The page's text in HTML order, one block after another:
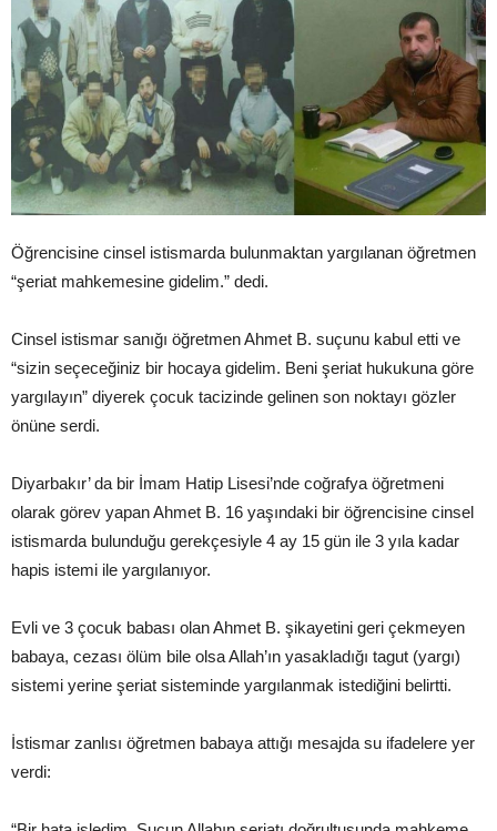
Öğrencisine cinsel istismarda bulunmaktan yargılanan öğretmen
“şeriat mahkemesine gidelim.” dedi.
Cinsel istismar sanığı öğretmen Ahmet B. suçunu kabul etti ve
“sizin seçeceğiniz bir hocaya gidelim. Beni şeriat hukukuna göre
yargılayın” diyerek çocuk tacizinde gelinen son noktayı gözler
önüne serdi.
Diyarbakır’ da bir İmam Hatip Lisesi’nde coğrafya öğretmeni
olarak görev yapan Ahmet B. 16 yaşındaki bir öğrencisine cinsel
istismarda bulunduğu gerekçesiyle 4 ay 15 gün ile 3 yıla kadar
hapis istemi ile yargılanıyor.
Evli ve 3 çocuk babası olan Ahmet B. şikayetini geri çekmeyen
babaya, cezası ölüm bile olsa Allah’ın yasakladığı tagut (yargı)
sistemi yerine şeriat sisteminde yargılanmak istediğini belirtti.
İstismar zanlısı öğretmen babaya attığı mesajda su ifadelere yer
verdi: